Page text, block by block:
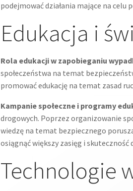
podejmować działania mające na
Edukacja i
Rola edukacji w zapobieganiu
społeczeństwa na temat
promować edukację na temat zasad
Kampanie społeczne i programy
drogowych. Poprzez organizowanie
wiedzę na temat bezpiecznego
osiągnąć większy zasięg i skuteczność
Technologie